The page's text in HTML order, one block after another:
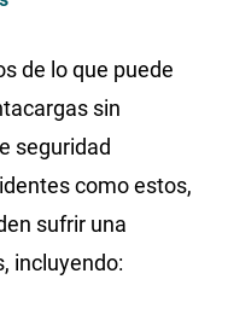
de lo que puede
sin
seguridad
como estos,
sufrir una
incluyendo: